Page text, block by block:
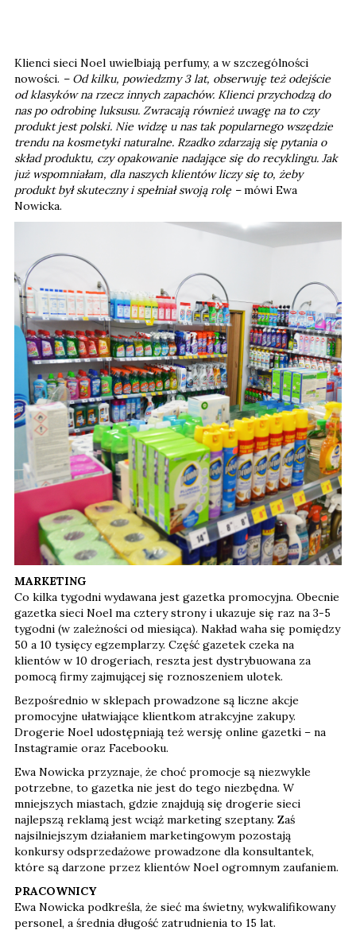
Klienci sieci Noel uwielbiają perfumy, a w szczególności
nowości. – Od kilku, powiedzmy 3 lat, obserwuję też odejście
od klasyków na rzecz innych zapachów. Klienci przychodzą do
nas po odrobinę luksusu. Zwracają również uwagę na to czy
produkt jest polski. Nie widzę u nas tak popularnego wszędzie
trendu na kosmetyki naturalne. Rzadko zdarzają się pytania o
skład produktu, czy opakowanie nadające się do recyklingu. Jak
już wspomniałam, dla naszych klientów liczy się to, żeby
produkt był skuteczny i spełniał swoją rolę –mówi Ewa
Nowicka.
MARKETING
Co kilka tygodni wydawana jest gazetka promocyjna. Obecnie
gazetka sieci Noel ma cztery strony i ukazuje się raz na 3-5
tygodni (w zależności od miesiąca). Nakład waha się pomiędzy
50 a 10 tysięcy egzemplarzy. Część gazetek czeka na
klientów w 10 drogeriach, reszta jest dystrybuowana za
pomocą firmy zajmującej się roznoszeniem ulotek.
Bezpośrednio w sklepach prowadzone są liczne akcje
promocyjne ułatwiające klientkom atrakcyjne zakupy.
Drogerie Noel udostępniają też wersję online gazetki – na
Instagramie oraz Facebooku.
Ewa Nowicka przyznaje, że choć promocje są niezwykle
potrzebne, to gazetka nie jest do tego niezbędna. W
mniejszych miastach, gdzie znajdują się drogerie sieci
najlepszą reklamą jest wciąż marketing szeptany. Zaś
najsilniejszym działaniem marketingowym pozostają
konkursy odsprzedażowe prowadzone dla konsultantek,
które są darzone przez klientów Noel ogromnym zaufaniem.
PRACOWNICY
Ewa Nowicka podkreśla, że sieć ma świetny, wykwalifikowany
personel, a średnia długość zatrudnienia to 15 lat.